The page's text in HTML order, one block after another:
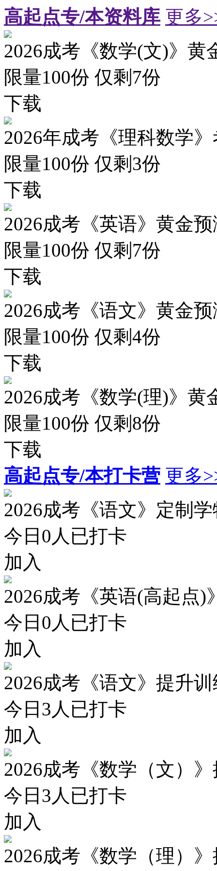
高起点专/本资料库 更多
2026成考《数学(文)》黄
限量100份 仅剩 7份
下载
2026年成考《理科数学
限量100份 仅剩 3份
下载
2026成考《英语》黄金
限量100份 仅剩 7份
下载
2026成考《语文》黄金
限量100份 仅剩4份
下载
2026成考《数学(理)》黄
限量100份 仅剩 8份
下载
高起点专/本打卡营 更多
2026成考《语文》定制
今日 0 人已打卡
加入
2026成考《英语(高起点)
今日 0 人已打卡
加入
2026成考《语文》提升
今日 3 人已打卡
加入
2026成考《数学（文）
今日 3 人已打卡
加入
2026成考《数学（理）